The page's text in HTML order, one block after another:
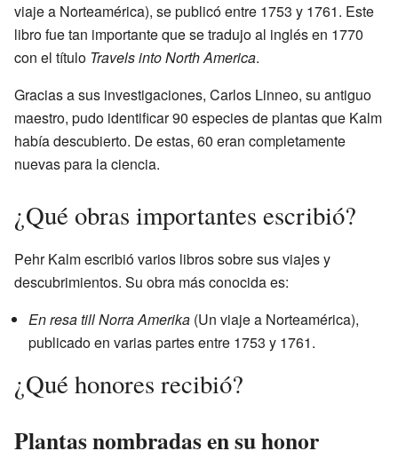
viaje a Norteamérica), se publicó entre 1753 y 1761. Este
libro fue tan importante que se tradujo al inglés en 1770
con el título Travels into North America.
Gracias a sus investigaciones, Carlos Linneo, su antiguo
maestro, pudo identificar 90 especies de plantas que Kalm
había descubierto. De estas, 60 eran completamente
nuevas para la ciencia.
¿Qué obras importantes escribió?
Pehr Kalm escribió varios libros sobre sus viajes y
descubrimientos. Su obra más conocida es:
En resa till Norra Amerika (Un viaje a Norteamérica),
publicado en varias partes entre 1753 y 1761.
¿Qué honores recibió?
Plantas nombradas en su honor